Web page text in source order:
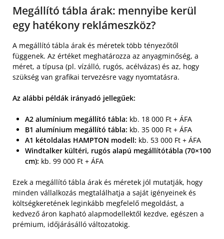
Megállító tábla árak: mennyibe kerül
egy hatékony reklámeszköz?
A megállító tábla árak és méretek több tényezőtől
függenek. Az értéket meghatározza az anyagminőség, a
méret, a típusa (pl. vízálló, rugós, acélvázas) és az, hogy
szükség van grafikai tervezésre vagy nyomtatásra.
Az alábbi példák irányadó jellegűek:
A2 alumínium megállító tábla: kb. 18 000 Ft + ÁFA
B1 alumínium megállító tábla: kb. 35 000 Ft + ÁFA
A1 kétoldalas HAMPTON modell: kb. 53 000 Ft + ÁFA
Windtalker kültéri, rugós alapú megállítótábla (70×100
cm): kb. 99 000 Ft + ÁFA
Ezek a megállító tábla árak és méretek jól mutatják, hogy
minden vállalkozás megtalálhatja a saját igényeinek és
költségkeretének leginkább megfelelő megoldást, a
kedvező áron kapható alapmodellektől kezdve, egészen a
prémium, időjárásálló változatokig.